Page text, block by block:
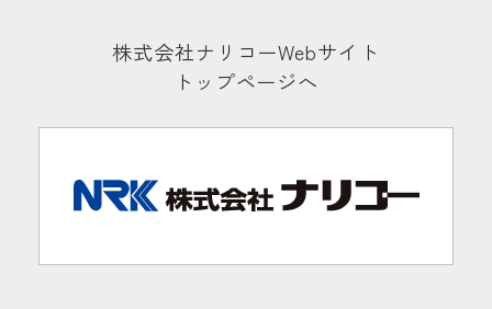
株式会社ナリコーWebサイト
トップページへ